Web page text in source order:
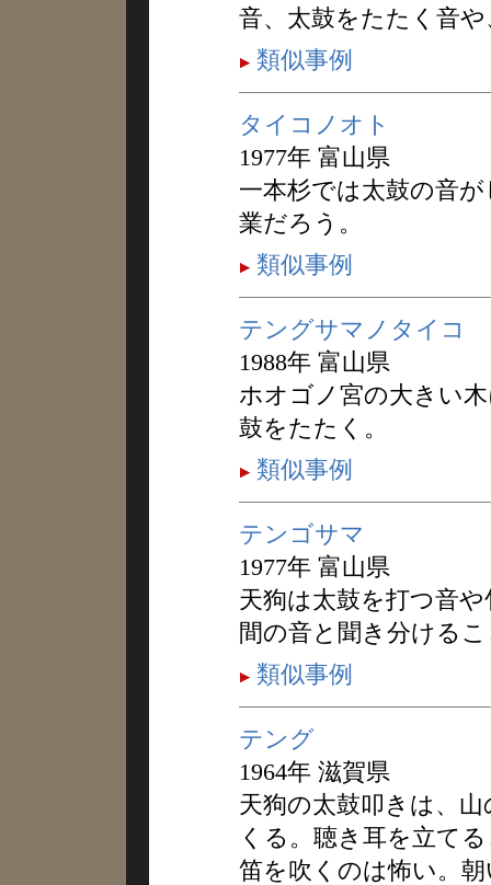
音、太鼓をたたく音
類似事例
タイコノオト
1977年 富山県
一本杉では太鼓の音
業だろう。
類似事例
テングサマノタイコ
1988年 富山県
ホオゴノ宮の大きい
鼓をたたく。
類似事例
テンゴサマ
1977年 富山県
天狗は太鼓を打つ音
間の音と聞き分ける
類似事例
テング
1964年 滋賀県
天狗の太鼓叩きは、
くる。聴き耳を立て
笛を吹くのは怖い。